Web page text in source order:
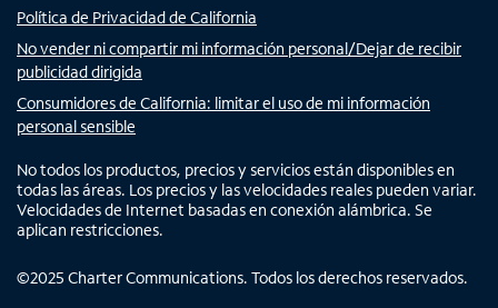
Política de Privacidad de California
No vender ni compartir mi información personal/Dejar de recibir
publicidad dirigida
Consumidores de California: limitar el uso de mi información
personal sensible
No todos los productos, precios y servicios están disponibles en
todas las áreas. Los precios y las velocidades reales pueden variar.
Velocidades de Internet basadas en conexión alámbrica. Se
aplican restricciones.
©2025 Charter Communications. Todos los derechos reservados.